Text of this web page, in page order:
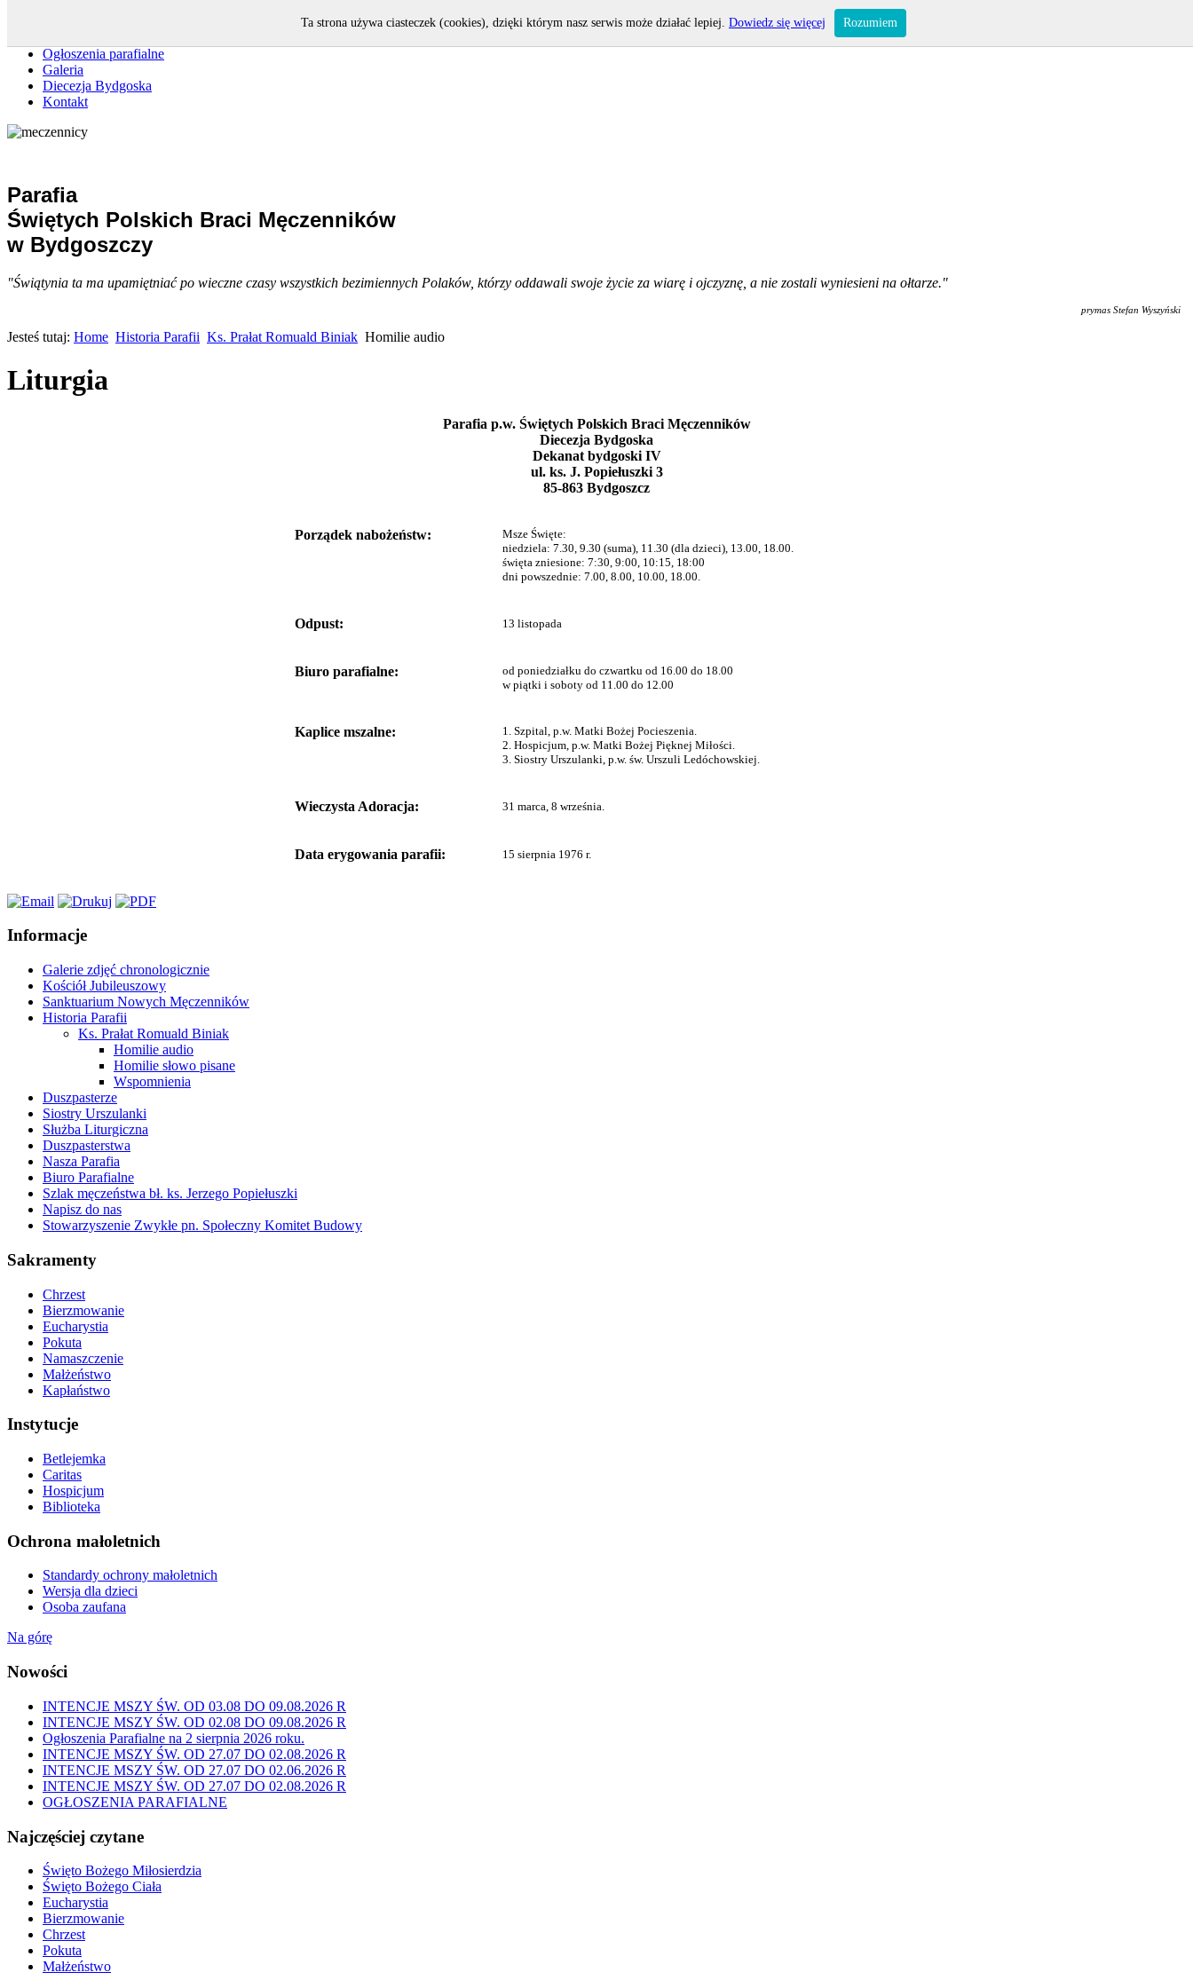
Ogłoszenia parafialne
Galeria
Diecezja Bydgoska
Kontakt
Parafia
Świętych Polskich Braci Męczenników
w Bydgoszczy
"Świątynia ta ma upamiętniać po wieczne czasy wszystkich bezimiennych Polaków, którzy oddawali swoje życie za wiarę i ojczyznę, a nie zostali wyniesieni na ołtarze."
prymas Stefan Wyszyński
Jesteś tutaj: Home Historia Parafii Ks. Prałat Romuald Biniak Homilie audio
Liturgia
Parafia p.w. Świętych Polskich Braci Męczenników
Diecezja Bydgoska
Dekanat bydgoski IV
ul. ks. J. Popiełuszki 3
85-863 Bydgoszcz
Porządek nabożeństw:
Msze Święte:
niedziela: 7.30, 9.30 (suma), 11.30 (dla dzieci), 13.00, 18.00.
święta zniesione: 7:30, 9:00, 10:15, 18:00
dni powszednie: 7.00, 8.00, 10.00, 18.00.
Odpust: 13 listopada
Biuro parafialne:
od poniedziałku do czwartku od 16.00 do 18.00
w piątki i soboty od 11.00 do 12.00
Kaplice mszalne:
1. Szpital, p.w. Matki Bożej Pocieszenia.
2. Hospicjum, p.w. Matki Bożej Pięknej Miłości.
3. Siostry Urszulanki, p.w. św. Urszuli Ledóchowskiej.
Wieczysta Adoracja: 31 marca, 8 września.
Data erygowania parafii: 15 sierpnia 1976 r.
Informacje
Galerie zdjęć chronologicznie
Kościół Jubileuszowy
Sanktuarium Nowych Męczenników
Historia Parafii
Ks. Prałat Romuald Biniak
Homilie audio
Homilie słowo pisane
Wspomnienia
Duszpasterze
Siostry Urszulanki
Służba Liturgiczna
Duszpasterstwa
Nasza Parafia
Biuro Parafialne
Szlak męczeństwa bł. ks. Jerzego Popiełuszki
Napisz do nas
Stowarzyszenie Zwykłe pn. Społeczny Komitet Budowy
Sakramenty
Chrzest
Bierzmowanie
Eucharystia
Pokuta
Namaszczenie
Małżeństwo
Kapłaństwo
Instytucje
Betlejemka
Caritas
Hospicjum
Biblioteka
Ochrona małoletnich
Standardy ochrony małoletnich
Wersja dla dzieci
Osoba zaufana
Na górę
Nowości
INTENCJE MSZY ŚW. OD 03.08 DO 09.08.2026 R
INTENCJE MSZY ŚW. OD 02.08 DO 09.08.2026 R
Ogłoszenia Parafialne na 2 sierpnia 2026 roku.
INTENCJE MSZY ŚW. OD 27.07 DO 02.08.2026 R
INTENCJE MSZY ŚW. OD 27.07 DO 02.06.2026 R
INTENCJE MSZY ŚW. OD 27.07 DO 02.08.2026 R
OGŁOSZENIA PARAFIALNE
Najczęściej czytane
Święto Bożego Miłosierdzia
Święto Bożego Ciała
Eucharystia
Bierzmowanie
Chrzest
Pokuta
Małżeństwo
Ta strona używa ciasteczek (cookies), dzięki którym nasz serwis może działać lepiej. Dowiedz się więcej Rozumiem